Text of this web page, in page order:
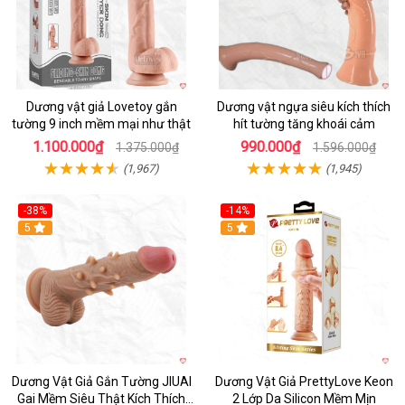
Dương vật giả Lovetoy gắn
tường 9 inch mềm mại như thật
1.100.000₫ 1.375.000₫
(1,967)
Dương vật ngựa siêu kích thích
hít tường tăng khoái cảm
990.000₫ 1.596.000₫
(1,945)
-38%
5
Dương Vật Giả Gắn Tường JIUAI
Gai Mềm Siêu Thật Kích Thích
-14%
5
Dương Vật Giả PrettyLove Keon
2 Lớp Da Silicon Mềm Mịn